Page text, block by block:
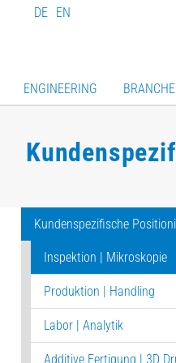
DE EN
ENGINEERING
Kundenspezifische
Inspektion | Mikroskopie
Produktion | Handling
Labor | Analytik
Additive Fertigung | 3D